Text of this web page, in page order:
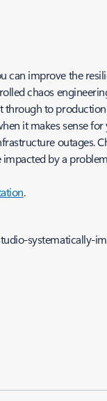
can improve the
chaos
through to
it makes sense
outages.
by a
.
systematically-